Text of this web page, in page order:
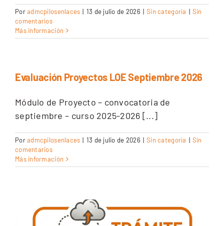
Poradmcpilosenlaces | 13 de julio de 2026 | Sin categoría | Sin
comentarios
Más información
Evaluación Proyectos LOE Septiembre 2026
Módulo de Proyecto – convocatoria de
septiembre – curso 2025-2026 [...]
Poradmcpilosenlaces | 13 de julio de 2026 | Sin categoría | Sin
comentarios
Más información